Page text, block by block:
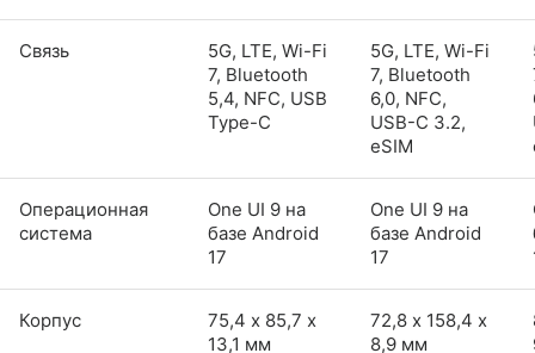
Связь
5G, LTE, Wi-Fi
7, Bluetooth
5,4, NFC, USB
Type-C
5G, LTE, Wi-Fi
7, Bluetooth
6,0, NFC,
USB-C 3.2,
eSIM
Операционная
система
One UI 9 на
базе Android
17
One UI 9 на
базе Android
17
Корпус
75,4 х 85,7 х
13,1 мм
72,8 х 158,4 х
8,9 мм